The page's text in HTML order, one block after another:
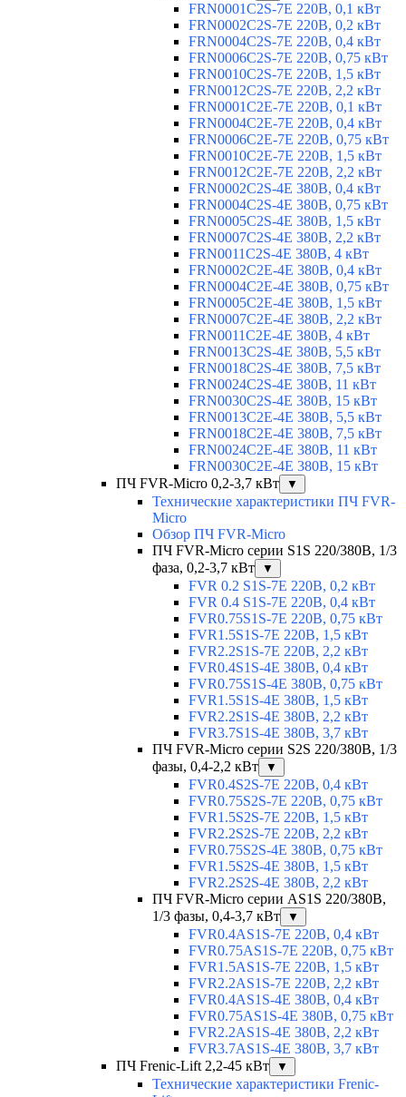
FRN0001C2S-7E 220В, 0,1 кВт
FRN0002C2S-7E 220В, 0,2 кВт
FRN0004C2S-7E 220В, 0,4 кВт
FRN0006C2S-7E 220В, 0,75 кВт
FRN0010C2S-7E 220В, 1,5 кВт
FRN0012C2S-7E 220В, 2,2 кВт
FRN0001C2E-7E 220В, 0,1 кВт
FRN0004C2E-7E 220В, 0,4 кВт
FRN0006C2E-7E 220В, 0,75 кВт
FRN0010C2E-7E 220В, 1,5 кВт
FRN0012C2E-7E 220В, 2,2 кВт
FRN0002C2S-4E 380В, 0,4 кВт
FRN0004C2S-4E 380В, 0,75 кВт
FRN0005C2S-4E 380В, 1,5 кВт
FRN0007C2S-4E 380В, 2,2 кВт
FRN0011C2S-4E 380В, 4 кВт
FRN0002C2E-4E 380В, 0,4 кВт
FRN0004C2E-4E 380В, 0,75 кВт
FRN0005C2E-4E 380В, 1,5 кВт
FRN0007C2E-4E 380В, 2,2 кВт
FRN0011C2E-4E 380В, 4 кВт
FRN0013C2S-4E 380В, 5,5 кВт
FRN0018C2S-4E 380В, 7,5 кВт
FRN0024C2S-4E 380В, 11 кВт
FRN0030C2S-4E 380В, 15 кВт
FRN0013C2E-4E 380В, 5,5 кВт
FRN0018C2E-4E 380В, 7,5 кВт
FRN0024C2E-4E 380В, 11 кВт
FRN0030C2E-4E 380В, 15 кВт
ПЧ FVR-Micro 0,2-3,7 кВт
▼
Технические характеристики ПЧ FVR-
Micro
Обзор ПЧ FVR-Micro
ПЧ FVR-Micro серии S1S 220/380В, 1/3
фаза, 0,2-3,7 кВт
▼
FVR 0.2 S1S-7E 220В, 0,2 кВт
FVR 0.4 S1S-7E 220В, 0,4 кВт
FVR0.75S1S-7E 220В, 0,75 кВт
FVR1.5S1S-7E 220В, 1,5 кВт
FVR2.2S1S-7E 220В, 2,2 кВт
FVR0.4S1S-4E 380В, 0,4 кВт
FVR0.75S1S-4E 380В, 0,75 кВт
FVR1.5S1S-4E 380В, 1,5 кВт
FVR2.2S1S-4E 380В, 2,2 кВт
FVR3.7S1S-4E 380В, 3,7 кВт
ПЧ FVR-Micro серии S2S 220/380В, 1/3
фазы, 0,4-2,2 кВт
▼
FVR0.4S2S-7E 220В, 0,4 кВт
FVR0.75S2S-7E 220В, 0,75 кВт
FVR1.5S2S-7E 220В, 1,5 кВт
FVR2.2S2S-7E 220В, 2,2 кВт
FVR0.75S2S-4E 380В, 0,75 кВт
FVR1.5S2S-4E 380В, 1,5 кВт
FVR2.2S2S-4E 380В, 2,2 кВт
ПЧ FVR-Micro серии AS1S 220/380В,
1/3 фазы, 0,4-3,7 кВт
▼
FVR0.4AS1S-7E 220В, 0,4 кВт
FVR0.75AS1S-7E 220В, 0,75 кВт
FVR1.5AS1S-7E 220В, 1,5 кВт
FVR2.2AS1S-7E 220В, 2,2 кВт
FVR0.4AS1S-4E 380В, 0,4 кВт
FVR0.75AS1S-4E 380В, 0,75 кВт
FVR2.2AS1S-4E 380В, 2,2 кВт
FVR3.7AS1S-4E 380В, 3,7 кВт
ПЧ Frenic-Lift 2,2-45 кВт
▼
Технические характеристики Frenic-